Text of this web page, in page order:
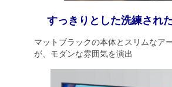
すっきりとした洗練され
マットブラックの本体とスリムなア
が、モダンな雰囲気を演出